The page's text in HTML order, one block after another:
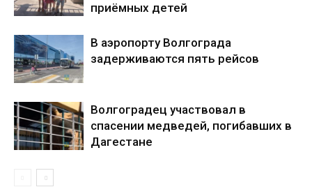
приёмных детей
В аэропорту Волгограда
задерживаются пять рейсов
Волгоградец участвовал в
спасении медведей, погибавших в
Дагестане